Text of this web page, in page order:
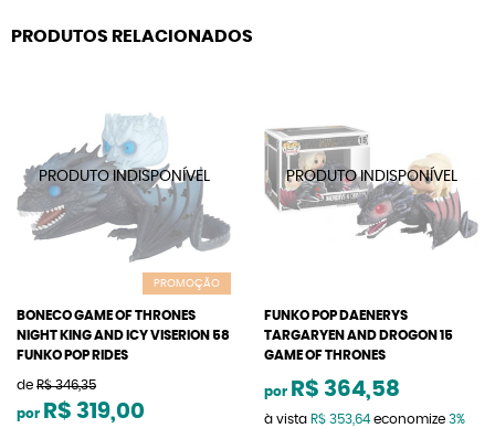
PRODUTOS RELACIONADOS
PROMOÇÃO
BONECO GAME OF THRONES
NIGHT KING AND ICY VISERION 58
FUNKO POP RIDES
de R$ 346,35
por R$ 319,00
FUNKO POP DAENERYS
TARGARYEN AND DROGON 15
GAME OF THRONES
por R$ 364,58
à vista R$ 353,64economize 3%